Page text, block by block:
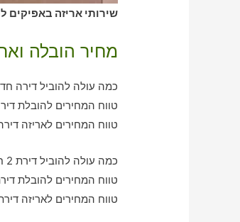
שירותי אריזה באפיקים
מחיר הובלה
כמה עולה להוביל דירה חדר 1 באפיקים עם חברת הובלה כולל
טווח המחירים להובלת דירה חדר 1 באפיקים –
טווח המחירים לאריזה דירה חדר 1 באפיקים – בין
כמה עולה להוביל דירת 2 חדרים באפיקים עם חברת הובלה כולל אריזה?
טווח המחירים להובלת דירת 2 חדרים באפיקים – בין 780-
טווח המחירים לאריזה דירת 2 חדרים באפיקים – בין 600-1060